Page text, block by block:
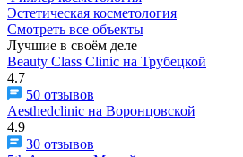
Эстетическая косметология
Смотреть все объекты
Лучшие в своём деле
Beauty Class Clinic на Трубецкой
4.7
50 отзывов
Aesthedclinic на Воронцовской
4.9
30 отзывов